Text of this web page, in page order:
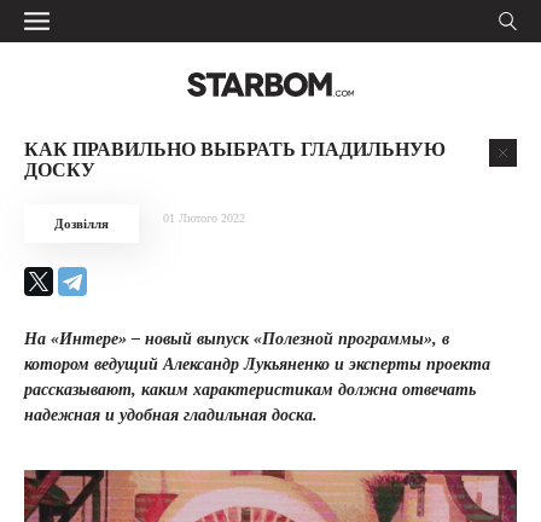
КАК ПРАВИЛЬНО ВЫБРАТЬ ГЛАДИЛЬНУЮ
ДОСКУ
Дозвілля 01 Лютого 2022
На «Интере» – новый выпуск «Полезной программы», в
котором ведущий Александр Лукьяненко и эксперты проекта
рассказывают, каким характеристикам должна отвечать
надежная и удобная гладильная доска.